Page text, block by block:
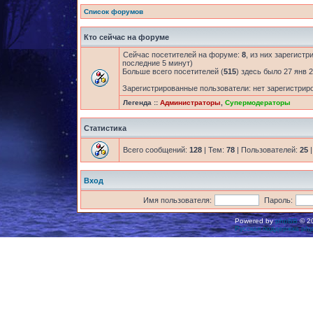
Список форумов
Кто сейчас на форуме
Сейчас посетителей на форуме: 8 , из них
последние 5 минут)
Больше всего посетителей (515) здесь было 27 янв
Зарегистрированные пользователи: нет
Легенда :: Администраторы Супермодераторы
Статистика
Всего сообщений: 128 | Тем: 78 | Пользователей: 25
Вход
Имя пользователя: Пароль:
Powered byphpBB©
Русская поддержка